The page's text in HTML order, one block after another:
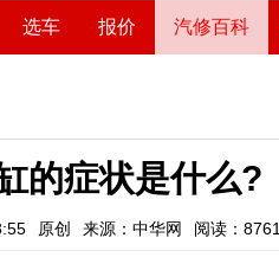
选车 报价 汽修百科
的症状是什么?
原创 来源：中华网 阅读：8761